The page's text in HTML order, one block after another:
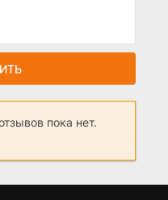
пока нет.